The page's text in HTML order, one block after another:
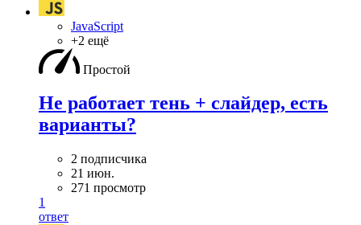
JavaScript
+2 ещё
Простой
Не работает тень + слайдер, есть
варианты?
2 подписчика
21 июн.
271 просмотр
1
ответ